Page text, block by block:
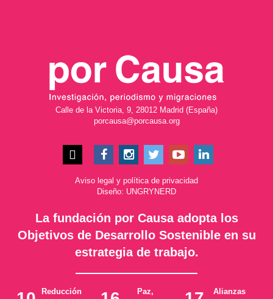
Calle de la Victoria, 9, 28012 Madrid (España)
porcausa@porcausa.org
Aviso legal y política de privacidad
Diseño: UNGRYNERD
La fundación por Causa adopta los
Objetivos de Desarrollo Sostenible en su
estrategia de trabajo.
Reducción
Paz,
Alianzas